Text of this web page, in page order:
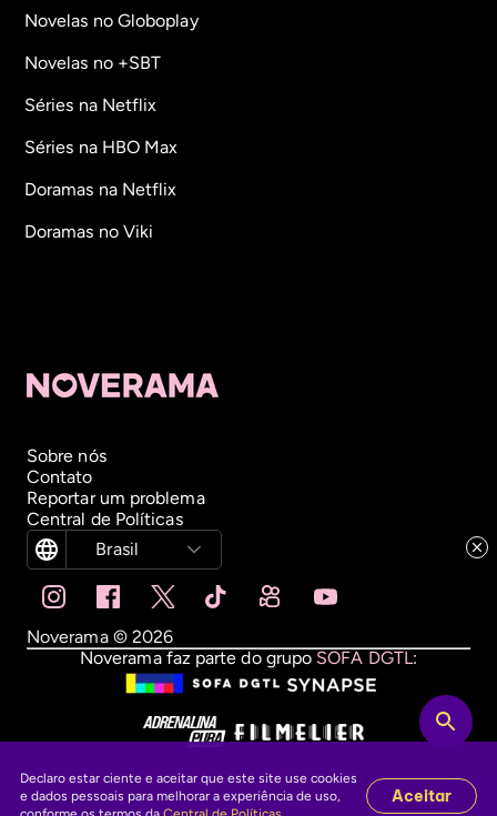
Declaro estar ciente e aceitar que este site use cookies
e dados pessoais para melhorar a experiência de uso,
Aceitar
Novelas no Globoplay
Novelas no +SBT
Séries na Netflix
Séries na HBO Max
Doramas na Netflix
Doramas no Viki
Sobre nós
Contato
Reportar um problema
Central de Políticas
Brasil
Noverama © 2026
Noverama faz parte do grupo SOFA DGTL: